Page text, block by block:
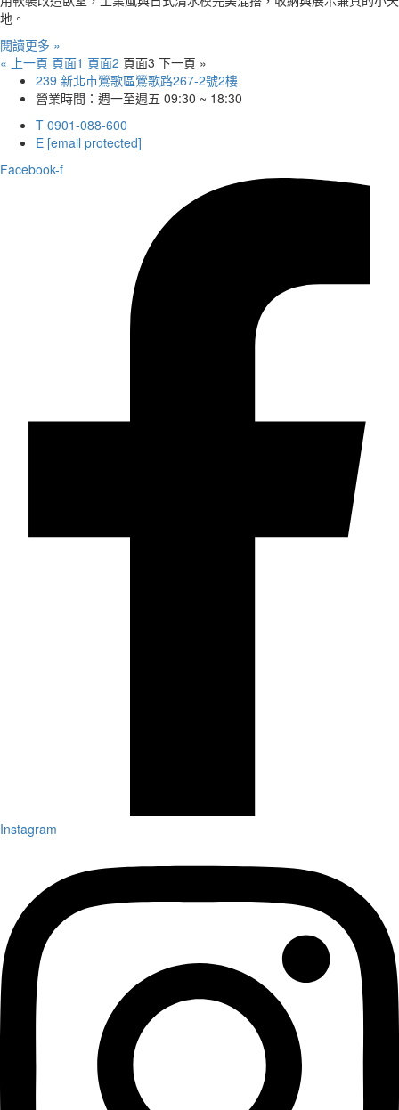
地。
閱讀更多 »
« 上一頁 頁面1 頁面2 頁面3 下一頁 »
239 新北市鶯歌區鶯歌路267-2號2樓
營業時間：週一至週五 09:30 ~ 18:30
T 0901-088-600
E [email protected]
Facebook-f
Instagram